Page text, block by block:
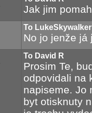
Jak jim
To LukeSkywalker
No jo jenže já
To David R
Prosim Te,
odpovidali na
napiseme. Jo
byt otisknuty